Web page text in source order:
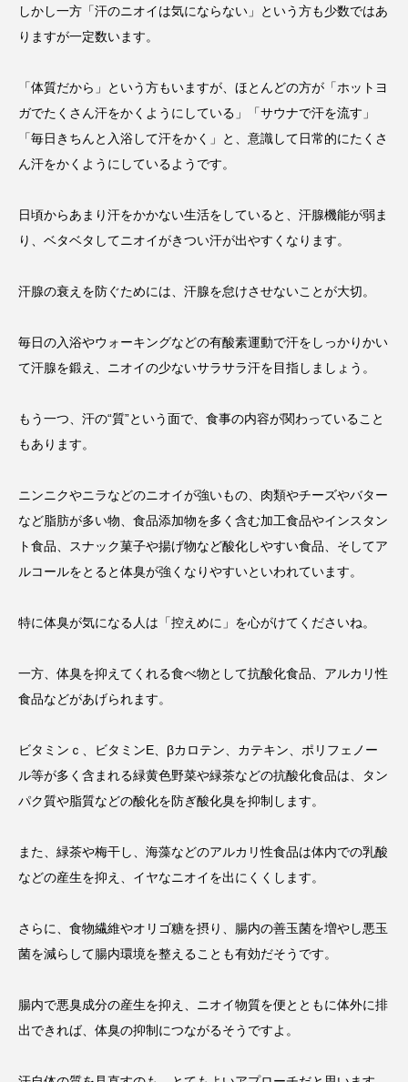
しかし一方「汗のニオイは気にならない」という方も少数ではあ
りますが一定数います。
「体質だから」という方もいますが、ほとんどの方が「ホットヨ
ガでたくさん汗をかくようにしている」「サウナで汗を流す」
「毎日きちんと入浴して汗をかく」と、意識して日常的にたくさ
ん汗をかくようにしているようです。
日頃からあまり汗をかかない生活をしていると、汗腺機能が弱ま
り、ベタベタしてニオイがきつい汗が出やすくなります。
汗腺の衰えを防ぐためには、汗腺を怠けさせないことが大切。
毎日の入浴やウォーキングなどの有酸素運動で汗をしっかりかい
て汗腺を鍛え、ニオイの少ないサラサラ汗を目指しましょう。
もう一つ、汗の“質”という面で、食事の内容が関わっていること
もあります。
ニンニクやニラなどのニオイが強いもの、肉類やチーズやバター
など脂肪が多い物、食品添加物を多く含む加工食品やインスタン
ト食品、スナック菓子や揚げ物など酸化しやすい食品、そしてア
ルコールをとると体臭が強くなりやすいといわれています。
特に体臭が気になる人は「控えめに」を心がけてくださいね。
一方、体臭を抑えてくれる食べ物として抗酸化食品、アルカリ性
食品などがあげられます。
ビタミンｃ、ビタミンE、βカロテン、カテキン、ポリフェノー
ル等が多く含まれる緑黄色野菜や緑茶などの抗酸化食品は、タン
パク質や脂質などの酸化を防ぎ酸化臭を抑制します。
また、緑茶や梅干し、海藻などのアルカリ性食品は体内での乳酸
などの産生を抑え、イヤなニオイを出にくくします。
さらに、食物繊維やオリゴ糖を摂り、腸内の善玉菌を増やし悪玉
菌を減らして腸内環境を整えることも有効だそうです。
腸内で悪臭成分の産生を抑え、ニオイ物質を便とともに体外に排
出できれば、体臭の抑制につながるそうですよ。